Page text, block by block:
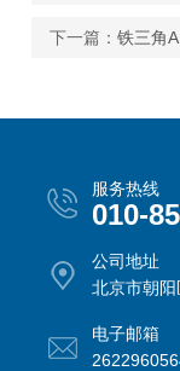
下一篇： 铁三角
服务热线
010-
公司地址
北京市朝
电子邮箱